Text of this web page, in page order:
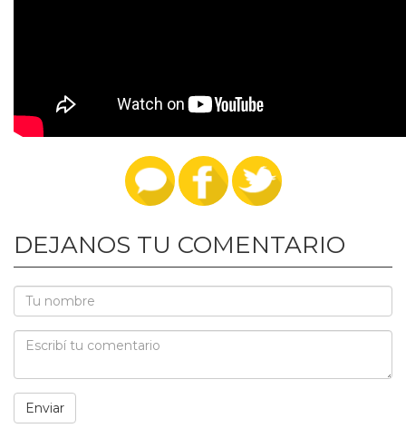
DEJANOS TU COMENTARIO